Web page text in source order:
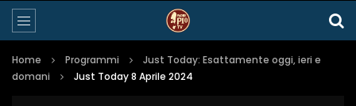
Home Programmi
Just Today: Esattamente oggi, ieri e
domani
Just Today 8 Aprile 2024